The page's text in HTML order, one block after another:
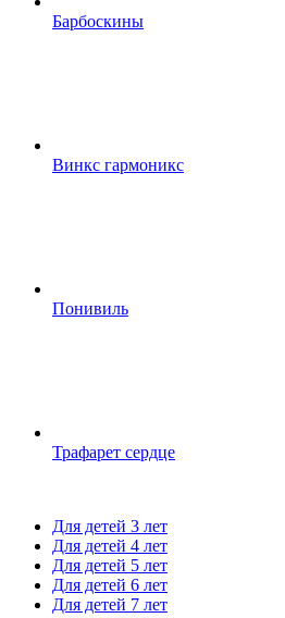
Барбоскины
Винкс гармоникс
Понивиль
Трафарет сердце
Для детей 3 лет
Для детей 4 лет
Для детей 5 лет
Для детей 6 лет
Для детей 7 лет